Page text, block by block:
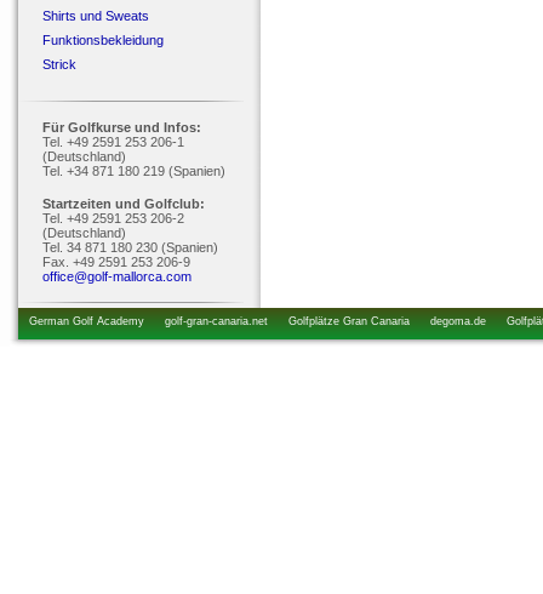
Shirts und Sweats
Funktionsbekleidung
Strick
Für Golfkurse und Infos:
Tel. +49 2591 253 206-1
(Deutschland)
Tel. +34 871 180 219 (Spanien)
Startzeiten und Golfclub:
Tel. +49 2591 253 206-2
(Deutschland)
Tel. 34 871 180 230 (Spanien)
Fax. +49 2591 253 206-9
office@golf-mallorca.com
German Golf Academy golf-gran-canaria.net Golfplätze Gran Canaria degoma.de
startzeiten.de golfkurs-urlaub.de